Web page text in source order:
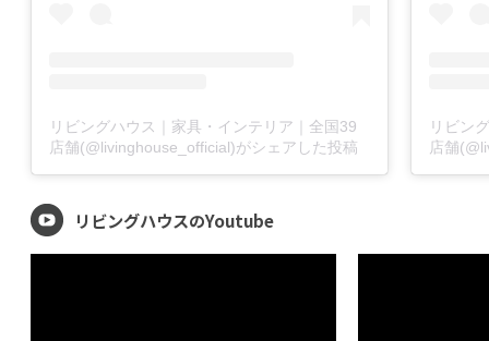
リビングハウス｜家具・インテリア｜全国39
店舗(@livinghouse_official)がシェアした投稿
リビン
店舗
リビングハウスのYoutube